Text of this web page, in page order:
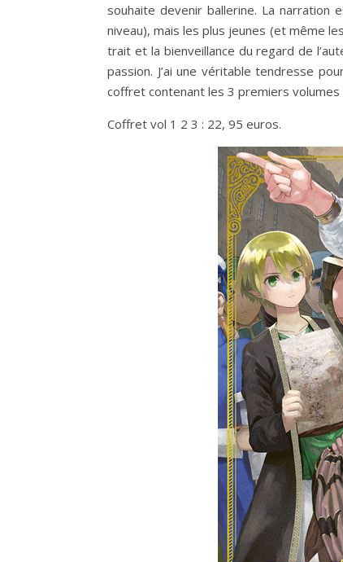
souhaite devenir ballerine. La narration
niveau), mais les plus jeunes (et même
trait et la bienveillance du regard de
passion. J’ai une véritable tendresse
coffret contenant les 3 premiers volumes
Coffret vol 1 2 3 : 22, 95 euros.